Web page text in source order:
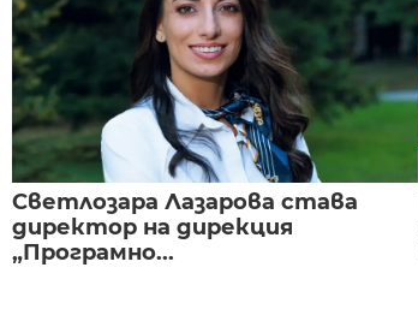
Светлозара Лазарова става
директор на дирекция
„Програмно...